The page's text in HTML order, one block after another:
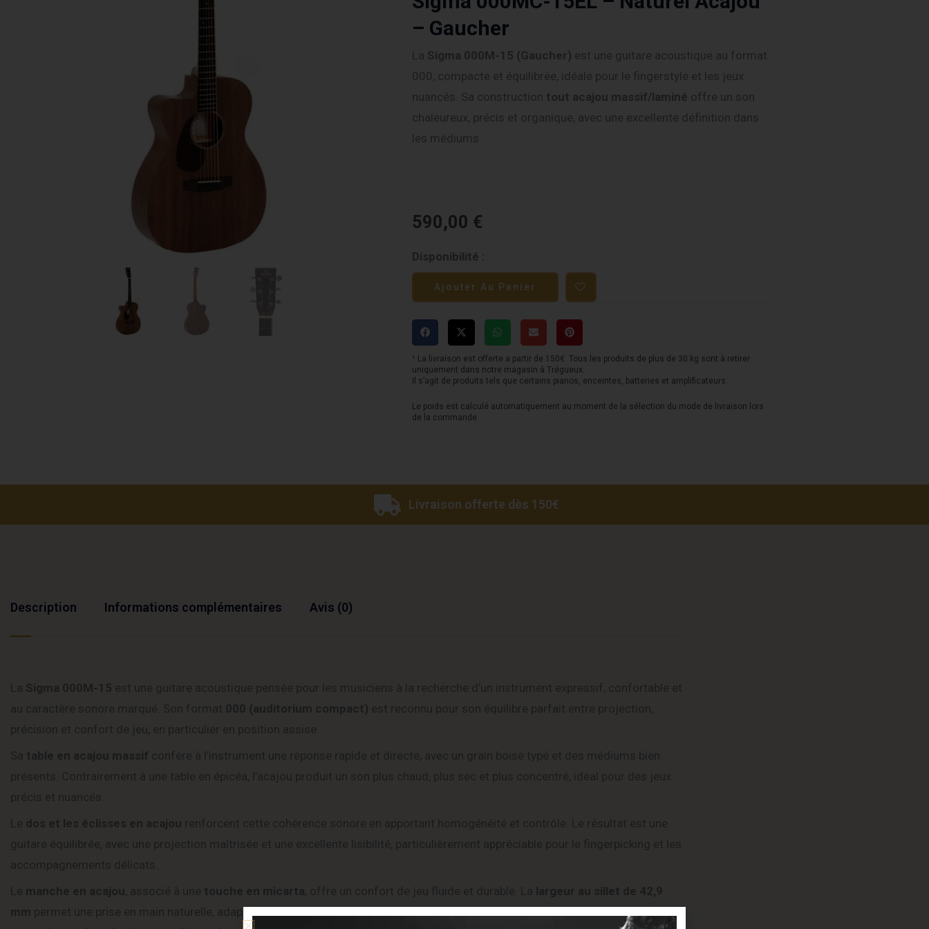
– Gaucher
La Sigma 000M-15 (Gaucher) est une guitare acoustique au format
000, compacte et équilibrée, idéale pour le fingerstyle et les jeux
nuancés. Sa construction tout acajou massif/laminé offre un son
chaleureux, précis et organique, avec une excellente définition dans
les médiums.
590,00 €
Disponibilité :
quantité
de
Sigma
000MC-
15EL
-
Naturel
Acajou
-
Ajouter Au Panier
¹ La livraison est offerte a partir de 150€. Tous les produits de plus de 30 kg sont à retirer
uniquement dans notre magasin à Trégueux.
Il s’agit de produits tels que certains pianos, enceintes, batteries et amplificateurs.
Le poids est calculé automatiquement au moment de la sélection du mode de livraison lors
de la commande.
Livraison offerte dès 150€
Description Informations complémentaires Avis (0)
permet une prise en main naturelle, adaptée à une grande variété de styles. Lessillets en oscontribuent à une meilleure